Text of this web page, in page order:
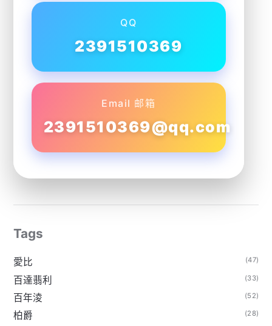
QQ
2391510369
Email 邮箱
2391510369@qq.com
Tags
愛比 (47)
百達翡利 (33)
百年淩 (52)
柏爵 (28)